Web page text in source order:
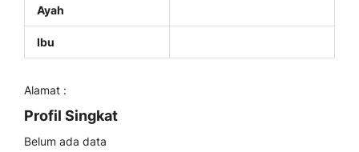
Ayah
Ibu
Alamat :
Profil Singkat
Belum ada data